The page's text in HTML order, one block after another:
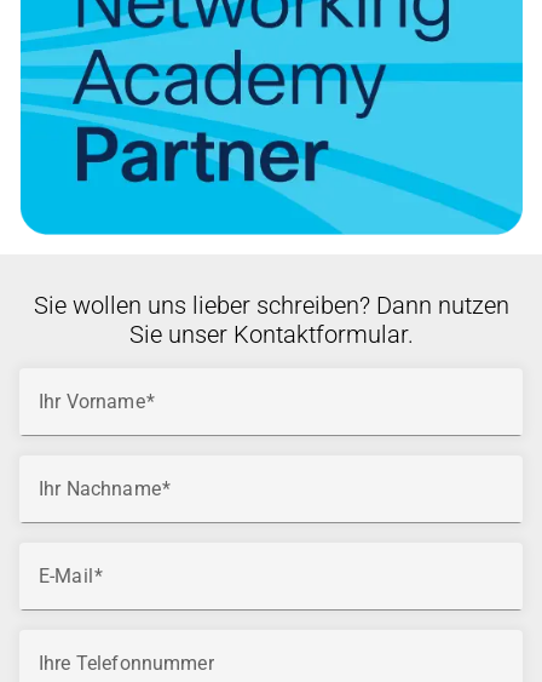
Sie wollen uns lieber schreiben? Dann nutzen
Sie unser Kontaktformular.
Ihr Vorname
Ihr Nachname
E-Mail
Ihre Telefonnummer